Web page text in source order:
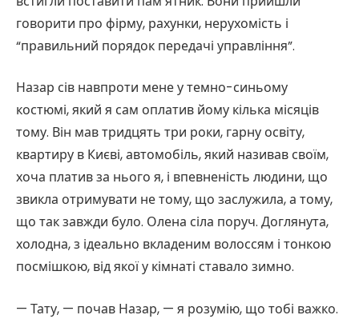
говорити про фірму, рахунки, нерухомість і
“правильний порядок передачі управління”.
Назар сів навпроти мене у темно-синьому
костюмі, який я сам оплатив йому кілька місяців
тому. Він мав тридцять три роки, гарну освіту,
квартиру в Києві, автомобіль, який називав своїм,
хоча платив за нього я, і впевненість людини, що
звикла отримувати не тому, що заслужила, а тому,
що так завжди було. Олена сіла поруч. Доглянута,
холодна, з ідеально вкладеним волоссям і тонкою
посмішкою, від якої у кімнаті ставало зимно.
— Тату, — почав Назар, — я розумію, що тобі важко.